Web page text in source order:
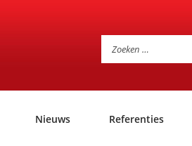
Nieuws Referenties